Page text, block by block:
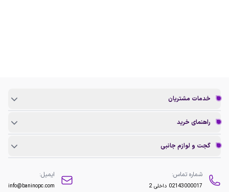
خدمات مشتریان
راهنمای خرید
گجت و لوازم جانبی
شماره تماس:
02143000017 داخلی 2
ایمیل:
info@baninopc.com